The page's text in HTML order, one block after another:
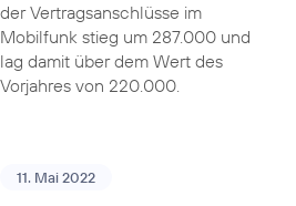
der Vertragsanschlüsse im
Mobilfunk stieg um 287.000 und
lag damit über dem Wert des
Vorjahres von 220.000.
11. Mai 2022